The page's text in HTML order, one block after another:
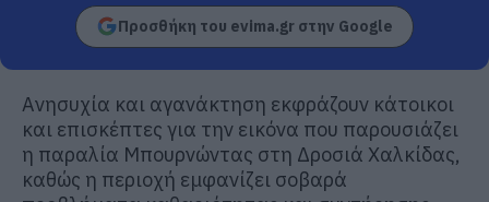
Προσθήκη του evima.gr στην Google
Ανησυχία και αγανάκτηση εκφράζουν κάτοικοι
και επισκέπτες για την εικόνα που παρουσιάζει
η παραλία Μπουρνώντας στη Δροσιά Χαλκίδας,
καθώς η περιοχή εμφανίζει σοβαρά